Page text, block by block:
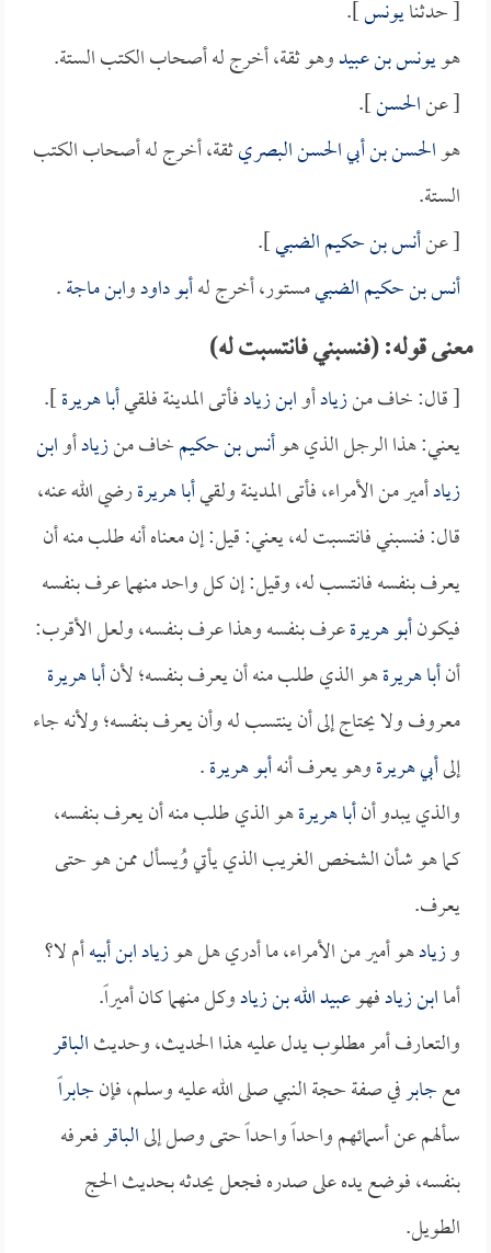
[ حدثنايونس].
هويونس بن عبيدوهو ثقة، أخرج له أصحاب الكتب الستة.
[ عنالحسن].
هوالحسن بن أبي الحسن البصريثقة، أخرج له أصحاب الكتب
الستة.
[ عنأنس بن حكيم الضبي].
أنس بن حكيم الضبيمستور، أخرج لهأبو داودوابن ماجة.
معنى قوله: (فنسبني فانتسبت له)
[ قال: خاف منزيادأوابن زيادفأتى المدينة فلقيأبا هريرة].
يعني: هذا الرجل الذي هوأنس بن حكيمخاف منزيادأوابن
زيادأمير من الأمراء، فأتى المدينة ولقيأبا هريرةرضي الله عنه،
قال: فنسبني فانتسبت له، يعني: قيل: إن معناه أنه طلب منه أن
يعرف بنفسه فانتسب له، وقيل: إن كل واحد منهما عرف بنفسه
فيكونأبو هريرةعرف بنفسه وهذا عرف بنفسه، ولعل الأقرب:
أنأبا هريرةهو الذي طلب منه أن يعرف بنفسه؛ لأنأبا هريرة
معروف ولا يحتاج إلى أن ينتسب له وأن يعرف بنفسه؛ ولأنه جاء
إلىأبي هريرةوهو يعرف أنهأبو هريرة.
والذي يبدو أنأبا هريرةهو الذي طلب منه أن يعرف بنفسه،
كما هو شأن الشخص الغريب الذي يأتي وُيسأل ممن هو حتى
يعرف.
وزيادهو أمير من الأمراء، ما أدري هل هوزياد ابن أبيهأم لا؟
أماابن زيادفهوعبيد الله بن زيادوكل منهما كان أميراً.
والتعارف أمر مطلوب يدل عليه هذا الحديث، وحديثالباقر
معجابرفي صفة حجة النبي صلى الله عليه وسلم، فإنجابراً
سألهم عن أسمائهم واحداً واحداً حتى وصل إلىالباقرفعرفه
بنفسه، فوضع يده على صدره فجعل يحدثه بحديث الحج
الطويل.